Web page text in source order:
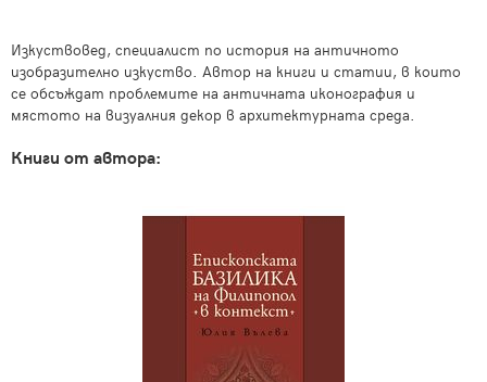
Изкуствовед, специалист по история на античното
изобразително изкуство. Автор на книги и статии, в които
се обсъждат проблемите на античната иконография и
мястото на визуалния декор в архитектурната среда.
Книги от автора: